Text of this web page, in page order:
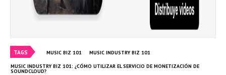
TAGS MUSIC BIZ 101 MUSIC INDUSTRY BIZ 101
MUSIC INDUSTRY BIZ 101: ¿CÓMO UTILIZAR EL SERVICIO DE MONETIZACIÓN DE
SOUNDCLOUD?